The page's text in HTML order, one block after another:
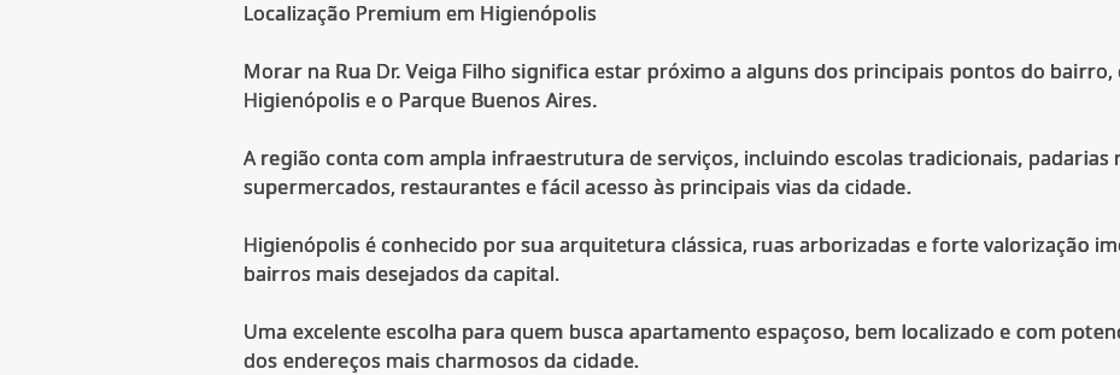
Localização Premium em Higienópolis
Morar na Rua Dr. Veiga Filho significa estar próximo a alguns dos principais pontos do
Higienópolis e o Parque Buenos Aires.
A região conta com ampla infraestrutura de serviços, incluindo escolas tradicionais, padarias
supermercados, restaurantes e fácil acesso às principais vias da cidade.
Higienópolis é conhecido por sua arquitetura clássica, ruas arborizadas e forte valorização
bairros mais desejados da capital.
Uma excelente escolha para quem busca apartamento espaçoso, bem localizado e com
dos endereços mais charmosos da cidade.